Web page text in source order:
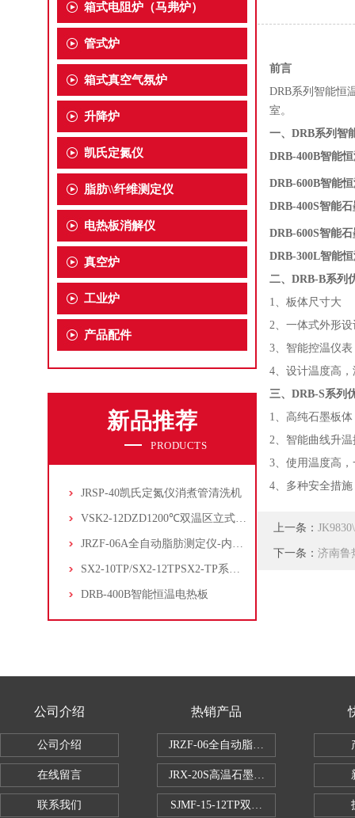
箱式电阻炉（马弗炉）
管式炉
箱式真空气氛炉
升降炉
凯氏定氮仪
脂肪\\纤维测定仪
电热板消解仪
真空炉
工业炉
产品配件
新品推荐
PRODUCTS
JRSP-40凯氏定氮仪消煮管清洗机
VSK2-12DZD1200℃双温区立式管式炉
JRZF-06A全自动脂肪测定仪-内置电子制冷系统
SX2-10TP/SX2-12TPSX2-TP系列经济型陶瓷纤维马弗炉
DRB-400B智能恒温电热板
前言
DRB系列智能恒
室。
一、DRB系列智
DRB-400B智能
DRB-600B智能
DRB-400S智能
DRB-600S智能
DRB-300L智能
二、DRB-B系列
1、板体尺寸大
2、一体式外形设
3、智能控温仪表
4、设计温度高
三、DRB-S系列
1、高纯石墨板
2、智能曲线升
3、使用温度高
4、多种安全措
上一条：
下一条： 济南鲁
公司介绍
公司介绍
在线留言
联系我们
热销产品
JRZF-06全自动脂肪测定仪
JRX-20S高温石墨消煮炉
SJMF-15-12TP双托盘自动升降炉